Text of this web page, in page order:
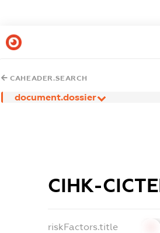
CAHEADER.SEARCH
document.dossier
СІНК-
riskFactors.title